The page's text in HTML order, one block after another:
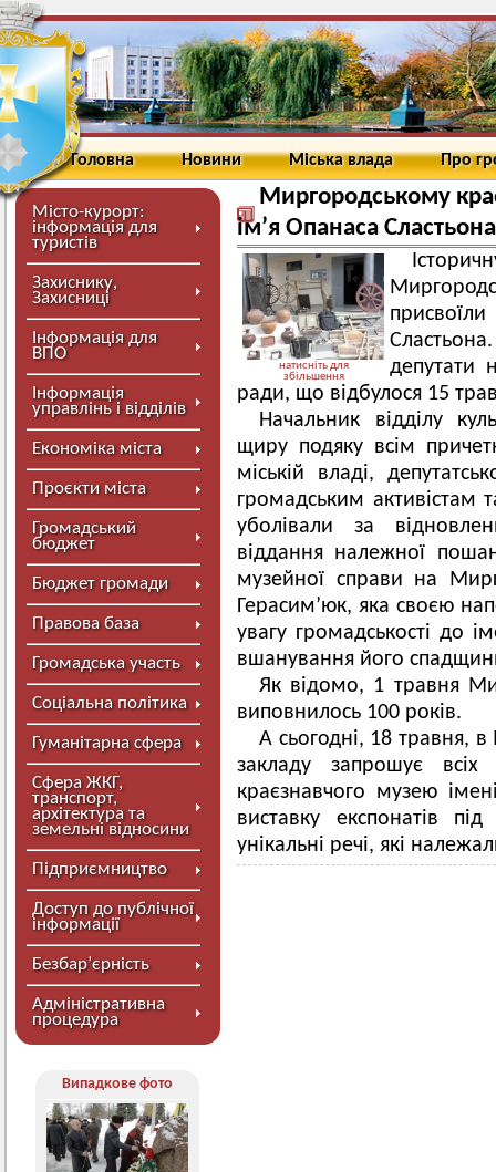
Головна Новини Міська влада Про
Місто-курорт:
інформація для
туристів
Захиснику,
Захисниці
Інформація для
ВПО
Інформація
управлінь і відділів
Економіка міста
Проєкти міста
Громадський
бюджет
Бюджет громади
Правова база
Громадська участь
Соціальна політика
Гуманітарна сфера
Сфера ЖКГ,
транспорт,
архітектура та
земельні відносини
Підприємництво
Доступ до публічної
інформації
Безбар’єрність
Адміністративна
процедура
Випадкове фото
Миргородському
ім’я Опанаса Сластьона
натисніть для
збільшення
депутати
ради, що відбулося 15
Начальник відділу
щиру подяку всім
міській владі,
громадським активістам
уболівали за
віддання належної
музейної справи на
Герасим’юк, яка своєю
увагу громадськості до
вшанування його
Як відомо, 1 травня
виповнилось 100 років.
А сьогодні, 18 травня,
закладу запрошує
краєзнавчого музею
виставку експонатів
унікальні речі, які